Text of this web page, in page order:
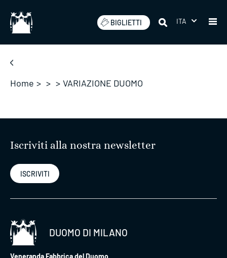
BIGLIETTI ITA
Home > > > VARIAZIONE DUOMO
Iscriviti alla nostra newsletter
ISCRIVITI
DUOMO DI MILANO
Veneranda Fabbrica del Duomo